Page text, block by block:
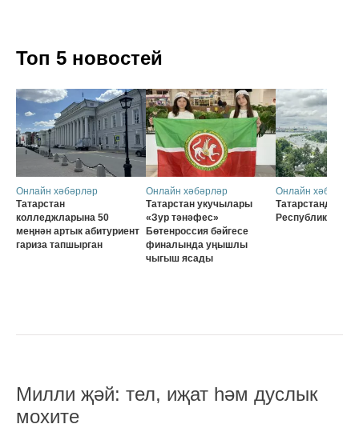
Топ 5 новостей
Онлайн хәбәрләр
Татарстан
колледжларына 50
меңнән артык абитуриент
гариза тапшырган
Онлайн хәбәрләр
Татарстан укучылары
«Зур тәнәфес»
Бөтенроссия бәйгесе
финалында уңышлы
чыгыш ясады
Онлайн хәбәрләр
Татарстанда 30
Республика көне
Милли җәй: тел, иҗат һәм дуслык
мохите